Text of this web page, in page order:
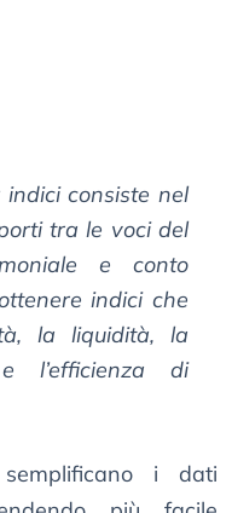
consiste nel
tra le voci del
e conto
indici che
la liquidità, la
l’efficienza di
i dati